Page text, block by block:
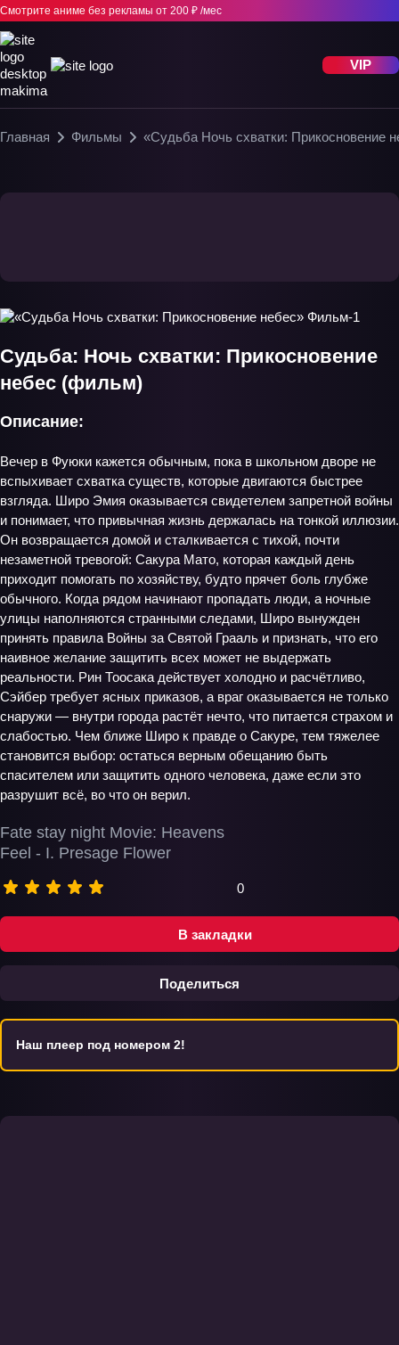
Смотрите аниме без рекламы от 200 ₽ /мес
VIP
Главная Фильмы «Судьба Ночь схватки: Прикосновение
В закладки
Поделиться
Судьба: Ночь схватки: Прикосновение
небес (фильм)
Fate stay night Movie: Heavens
Feel - I. Presage Flower
0
Описание:
Вечер в Фуюки кажется обычным, пока в школьном дворе не
вспыхивает схватка существ, которые двигаются быстрее
взгляда. Широ Эмия оказывается свидетелем запретной войны
и понимает, что привычная жизнь держалась на тонкой иллюзии.
Он возвращается домой и сталкивается с тихой, почти
незаметной тревогой: Сакура Мато, которая каждый день
приходит помогать по хозяйству, будто прячет боль глубже
обычного. Когда рядом начинают пропадать люди, а ночные
улицы наполняются странными следами, Широ вынужден
принять правила Войны за Святой Грааль и признать, что его
наивное желание защитить всех может не выдержать
реальности. Рин Тоосака действует холодно и расчётливо,
Сэйбер требует ясных приказов, а враг оказывается не только
снаружи — внутри города растёт нечто, что питается страхом и
слабостью. Чем ближе Широ к правде о Сакуре, тем тяжелее
становится выбор: остаться верным обещанию быть
спасителем или защитить одного человека, даже если это
разрушит всё, во что он верил.
Наш плеер под номером 2!